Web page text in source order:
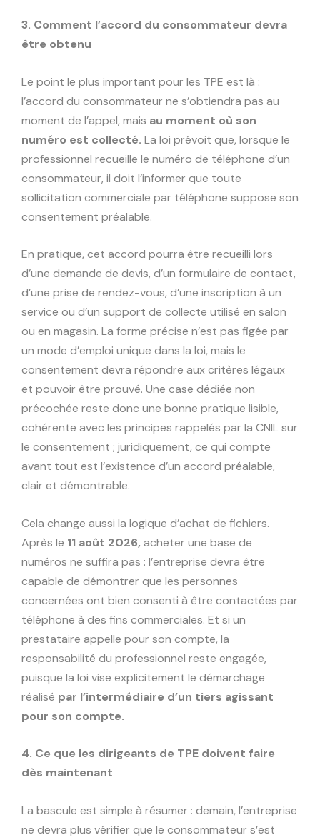
3. Comment l’accord du consommateur devra
être obtenu
Le point le plus important pour les TPE est là :
l’accord du consommateur ne s’obtiendra pas au
moment de l’appel, mais au moment où son
numéro est collecté. La loi prévoit que, lorsque le
professionnel recueille le numéro de téléphone d’un
consommateur, il doit l’informer que toute
sollicitation commerciale par téléphone suppose son
consentement préalable.
En pratique, cet accord pourra être recueilli lors
d’une demande de devis, d’un formulaire de contact,
d’une prise de rendez-vous, d’une inscription à un
service ou d’un support de collecte utilisé en salon
ou en magasin. La forme précise n’est pas figée par
un mode d’emploi unique dans la loi, mais le
consentement devra répondre aux critères légaux
et pouvoir être prouvé. Une case dédiée non
précochée reste donc une bonne pratique lisible,
cohérente avec les principes rappelés par la CNIL sur
le consentement ; juridiquement, ce qui compte
avant tout est l’existence d’un accord préalable,
clair et démontrable.
Cela change aussi la logique d’achat de fichiers.
Après le 11 août 2026, acheter une base de
numéros ne suffira pas : l’entreprise devra être
capable de démontrer que les personnes
concernées ont bien consenti à être contactées par
téléphone à des fins commerciales. Et si un
prestataire appelle pour son compte, la
responsabilité du professionnel reste engagée,
puisque la loi vise explicitement le démarchage
réalisé par l’intermédiaire d’un tiers agissant
pour son compte.
4. Ce que les dirigeants de TPE doivent faire
dès maintenant
La bascule est simple à résumer : demain, l’entreprise
ne devra plus vérifier que le consommateur s’est